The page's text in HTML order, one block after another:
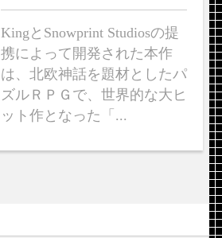
KingとSnowprint Studiosの提
携によって開発された本作
は、北欧神話を題材としたパ
ズルＲＰＧで、世界的な大ヒ
ット作となった「...